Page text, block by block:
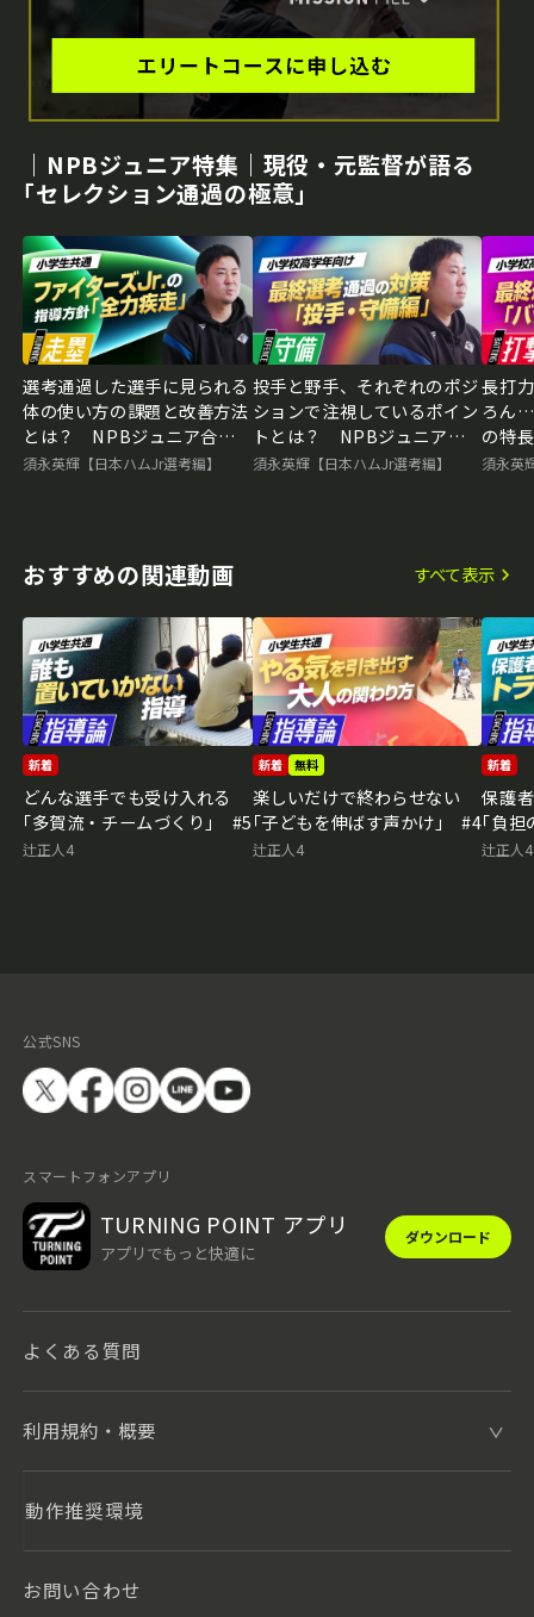
｜NPBジュニア特集｜現役・元監督が語る
｢セレクション通過の極意｣
選考通過した選手に見られる
体の使い方の課題と改善方法
とは？ NPBジュニア合格
のために必要な準備
須永英輝【日本ハムJr選考編】
投手と野手、それぞれのポジ
ションで注視しているポイン
トとは？ NPBジュニア合
格のために必要な準備
須永英輝【日本ハムJr選考編】
長打
ろん…
の特
ア合
須永英
おすすめの関連動画 すべて表示
新着
どんな選手でも受け入れる
｢多賀流・チームづくり｣ #5
辻正人4
新着 無料
楽しいだけで終わらせない
｢子どもを伸ばす声かけ｣ #4
辻正人4
新着
保護
｢負
辻正人4
公式SNS
スマートフォンアプリ
TURNING POINT アプリ
アプリでもっと快適に
ダウンロード
よくある質問
利用規約・概要
動作推奨環境
お問い合わせ